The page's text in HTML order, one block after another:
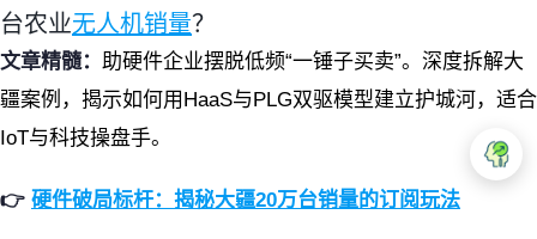
台农业无人机销量？
文章精髓： 助硬件企业摆脱低频“一锤子买卖”。深度拆解大
疆案例，揭示如何用HaaS与PLG双驱模型建立护城河，适合
IoT与科技操盘手。
👉 硬件破局标杆：揭秘大疆20万台销量的订阅玩法